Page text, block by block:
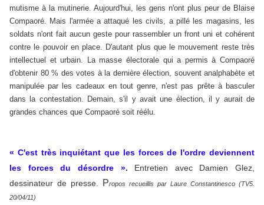
mutisme à la mutinerie. Aujourd'hui, les gens n'ont plus peur de Blaise
Compaoré. Mais l'armée a attaqué les civils, a pillé les magasins, les
soldats n'ont fait aucun geste pour rassembler un front uni et cohérent
contre le pouvoir en place. D'autant plus que le mouvement reste très
intellectuel et urbain. La masse électorale qui a permis à Compaoré
d'obtenir 80 % des votes à la dernière élection, souvent analphabète et
manipulée par les cadeaux en tout genre, n'est pas prête à basculer
dans la contestation. Demain, s'il y avait une élection, il y aurait de
grandes chances que Compaoré soit réélu.
« C'est très inquiétant que les forces de l'ordre deviennent
les forces du désordre ». Entretien avec Damien Glez,
dessinateur de presse.
Propos recueillis par Laure Constantinesco (TV5.
20/04/11)